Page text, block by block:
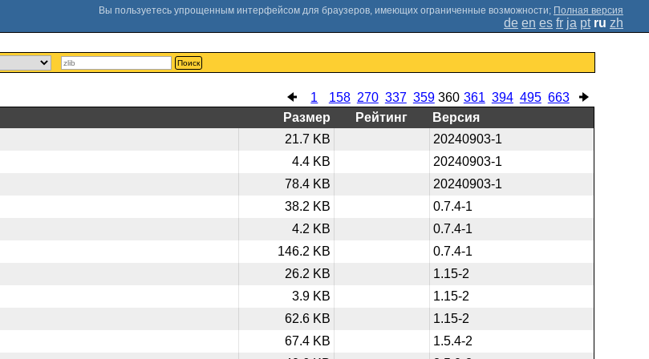
; Полная версия
de en es fr ja pt ru zh
Поиск
1 158 270 337 359 360 361 394 495 663
Размер Рейтинг
Версия
21.7 KB
20240903-1
4.4 KB
20240903-1
78.4 KB
20240903-1
38.2 KB
0.7.4-1
4.2 KB
0.7.4-1
146.2 KB
0.7.4-1
26.2 KB
1.15-2
3.9 KB
1.15-2
62.6 KB
1.15-2
67.4 KB
1.5.4-2